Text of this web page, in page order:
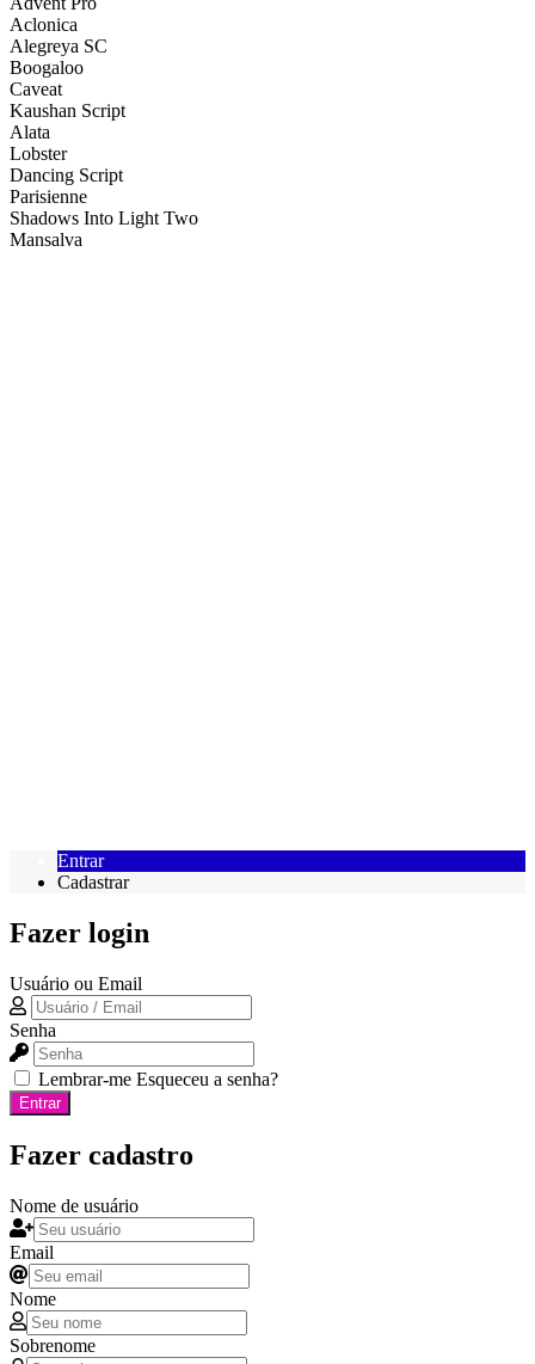
Aclonica
Alegreya SC
Boogaloo
Caveat
Kaushan Script
Alata
Lobster
Dancing Script
Parisienne
Shadows Into Light Two
Mansalva
Entrar
Cadastrar
Fazer login
Usuário ou Email
Senha
Lembrar-me Esqueceu a senha?
Entrar
Fazer cadastro
Nome de usuário
Email
Nome
Sobrenome